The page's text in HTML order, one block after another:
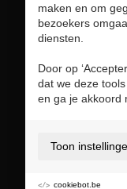
maken en om
bezoekers
diensten.
Door op
dat we deze
en ga je akkoord
Toon
cookiebot.be